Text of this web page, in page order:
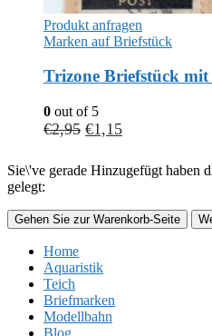
Produkt anfragen
Marken auf Briefstück
Trizone Briefstück
0 out of 5
€2,95 €1,15
Sie\'ve gerade Hinzugefügt haben
gelegt:
Gehen Sie zur Warenkorb-Seite
Home
Aquaristik
Teich
Briefmarken
Modellbahn
Blog